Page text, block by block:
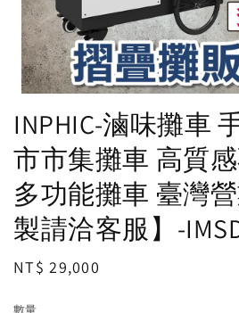
INPHIC-滷味攤車
市市集攤車 高質
多功能攤車 臺灣
製請洽客服】-
Regular
NT$ 29,000
數量